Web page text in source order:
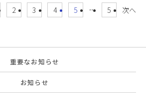
2 3 4 5 … 5 次へ
重要なお知らせ
お知らせ